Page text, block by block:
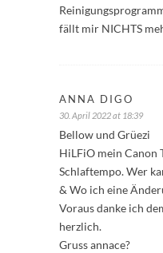
fällt mir NICHTS
ANNA DIGO
30. April 2022 at 18:39
Bellow und Grüezi
HiLFiO mein Canon
Schlaftempo. Wer
& Wo ich eine
Voraus danke ich
herzlich.
Gruss annace?